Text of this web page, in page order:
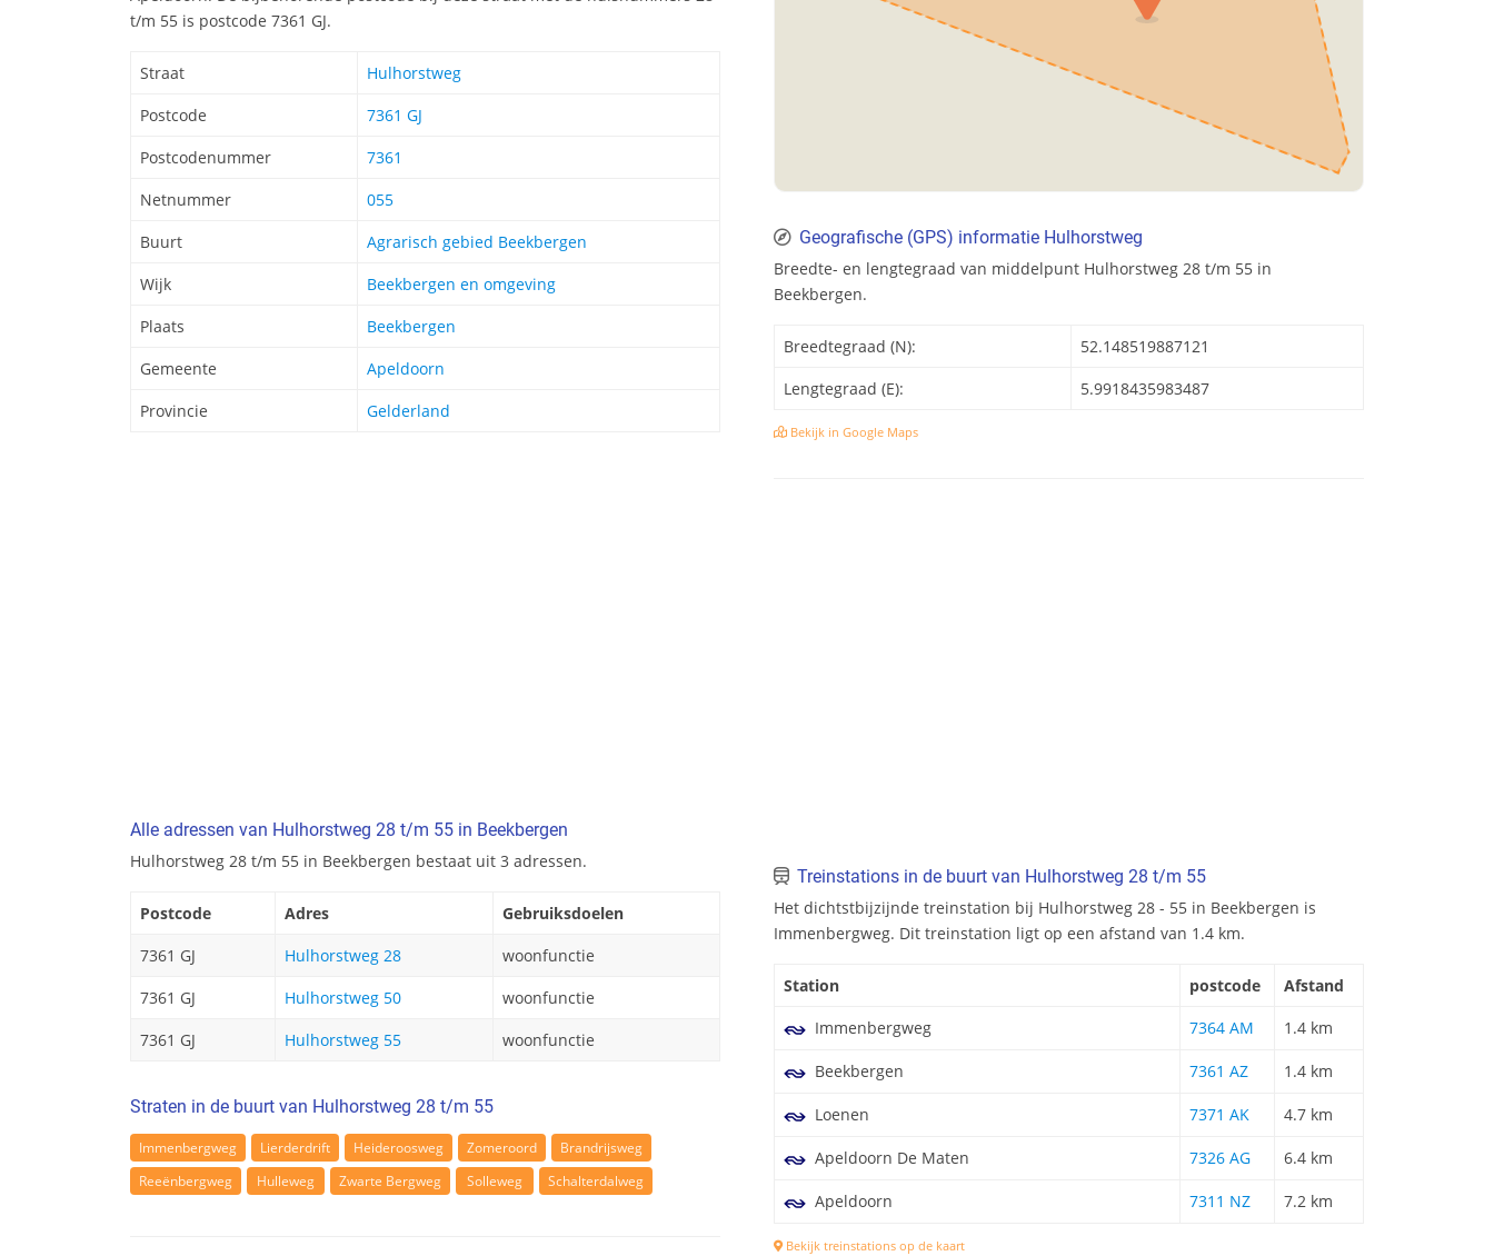
t/m 55 is postcode 7361 GJ.
Straat
Hulhorstweg
Postcode
7361 GJ
Postcodenummer
7361
Netnummer
055
Buurt
Agrarisch gebied Beekbergen
Wijk
Beekbergen en omgeving
Plaats
Beekbergen
Gemeente
Apeldoorn
Provincie
Gelderland
Alle adressen van Hulhorstweg 28 t/m 55 in Beekbergen
Hulhorstweg 28 t/m 55 in Beekbergen bestaat uit 3 adressen.
Postcode Adres
Gebruiksdoelen
7361 GJ
Hulhorstweg 28
woonfunctie
7361 GJ
Hulhorstweg 50
woonfunctie
7361 GJ
Hulhorstweg 55 woonfunctie
Straten in de buurt van Hulhorstweg 28 t/m 55
Immenbergweg Lierderdrift Heideroosweg Zomeroord
Brandrijsweg
Reeënbergweg
Hulleweg Zwarte Bergweg Solleweg Schalterdalweg
Geografische (GPS) informatie Hulhorstweg
Breedte- en lengtegraad van middelpunt Hulhorstweg 28 t/m 55 in
Beekbergen.
Breedtegraad (N):
52.148519887121
Lengtegraad (E):
5.9918435983487
Bekijk in Google Maps
Treinstations in de buurt van Hulhorstweg 28 t/m 55
Het dichtstbijzijnde treinstation bij Hulhorstweg 28 - 55 in Beekbergen is
Immenbergweg. Dit treinstation ligt op een afstand van 1.4 km.
Station postcode
Afstand
Immenbergweg
7364 AM 1.4 km
Beekbergen 7361 AZ 1.4 km
Loenen 7371 AK 4.7 km
Apeldoorn De Maten 7326 AG 6.4 km
Apeldoorn 7311 NZ 7.2 km
Bekijk treinstations op de kaart